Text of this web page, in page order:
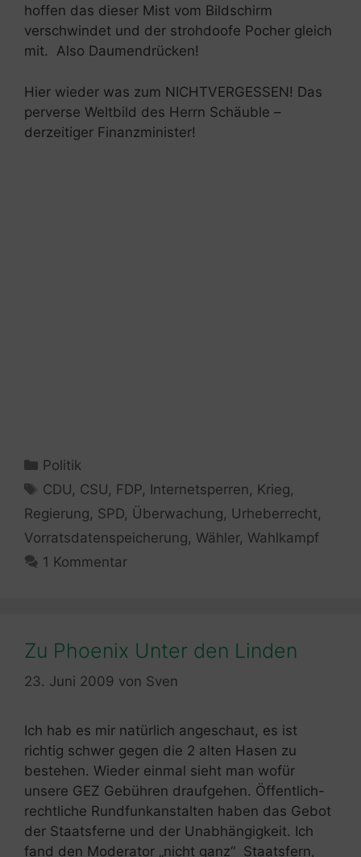
hoffen das dieser Mist vom Bildschirm
verschwindet und der strohdoofe Pocher gleich
mit. Also Daumendrücken!
Hier wieder was zum NICHTVERGESSEN! Das
perverse Weltbild des Herrn Schäuble –
derzeitiger Finanzminister!
Kategorien
Politik
Schlagwörter
CDU, CSU, FDP, Internetsperren, Krieg,
Regierung, SPD, Überwachung, Urheberrecht,
Vorratsdatenspeicherung, Wähler, Wahlkampf
1 Kommentar
Zu Phoenix Unter den Linden
23. Juni 2009 von Sven
Ich hab es mir natürlich angeschaut, es ist
richtig schwer gegen die 2 alten Hasen zu
bestehen. Wieder einmal sieht man wofür
unsere GEZ Gebühren draufgehen. Öffentlich-
rechtliche Rundfunkanstalten haben das Gebot
der Staatsferne und der Unabhängigkeit. Ich
fand den Moderator „nicht ganz“ Staatsfern,